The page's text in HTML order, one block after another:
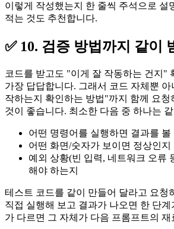
이렇게 작성했는지 한 줄씩 주석으로 설
적는 것도 추천합니다.
✅ 10. 검증 방법까지 같이
코드를 받고도 "이게 잘 작동하는 건지"
가장 답답합니다. 그래서 코드 자체뿐
작하는지 확인하는 방법"까지 함께 요청
것이 좋습니다. 최소한 다음 중 하나는
어떤 명령어를 실행하면 결과를 볼
어떤 화면/숫자가 보이면 정상인지
예외 상황(빈 입력, 네트워크 오류
해야 하는지
테스트 코드를 같이 만들어 달라고 요청
직접 실행해 보고 결과가 나오면 한 단
가 다르면 그 자체가 다음 프롬프트의 재